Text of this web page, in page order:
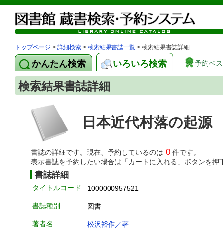
トップページ > 詳細検索 > 検索結果書誌一覧 > 検索結果書誌詳細
かんたん検索 いろいろ検索 予約ベ
検索結果書誌詳細
日本近代村落の起源
書誌の詳細です。現在、予約しているのは 0 件です。
表示書誌を予約したい場合は「カートに入れる」ボタンを押
書誌詳細
タイトルコード 1000000957521
書誌種別 図書
著者名 松沢裕作／著